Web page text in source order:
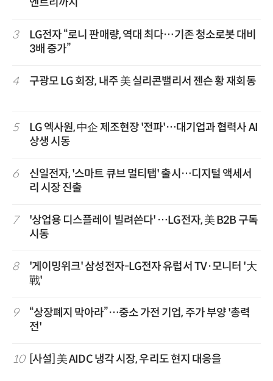
엔트리까지
3
LG전자 “로니 판매량, 역대 최다…기존 청소로봇 대비
3배 증가”
4 구광모 LG 회장, 내주 美 실리콘밸리서 젠슨 황 재회동
5
LG 엑사원, 中企 제조현장 '전파'…대기업과 협력사 AI
상생 시동
6
신일전자, '스마트 큐브 멀티탭' 출시…디지털 액세서
리 시장 진출
7
'상업용 디스플레이 빌려쓴다' …LG전자, 美 B2B 구독
시동
8
'게이밍위크' 삼성전자-LG전자 유럽서 TV·모니터 '大
戰'
9
“상장폐지 막아라”…중소 가전 기업, 주가 부양 '총력
전'
10 [사설] 美 AIDC 냉각 시장, 우리도 현지 대응을